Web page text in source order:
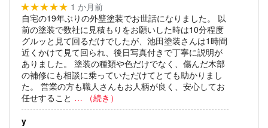
★★★★★ 1 か月前
自宅の19年ぶりの外壁塗装でお世話になりました。
以
前の塗装で数社に見積もりをお願いした時は10分程度
グルッと見て回るだけでしたが、池田塗装さんは1時間
近くかけて見て回られ、後日写真付きで丁寧に説明が
ありました。
塗装の種類や色だけでなく、傷んだ木部
の補修にも相談に乗っていただけてとても助かりまし
た。
営業の方も職人さんもお人柄が良く、安心してお
任せすること … （続き）
y